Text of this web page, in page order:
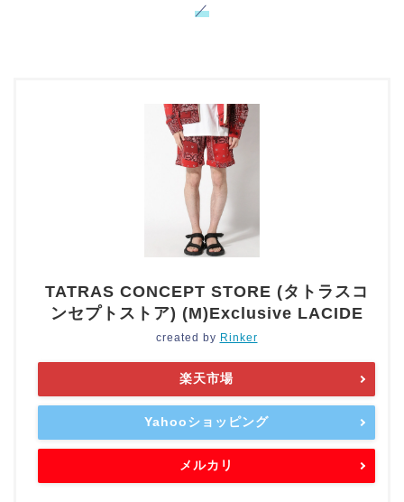
／
TATRAS CONCEPT STORE (タトラスコ
ンセプトストア) (M)Exclusive LACIDE
created by Rinker
楽天市場
Yahooショッピング
メルカリ